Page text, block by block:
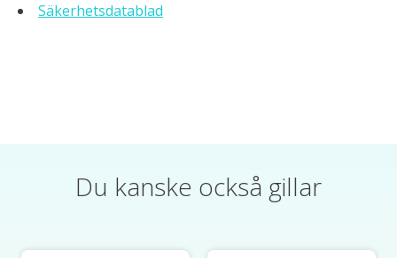
Säkerhetsdatablad
Du kanske också gillar